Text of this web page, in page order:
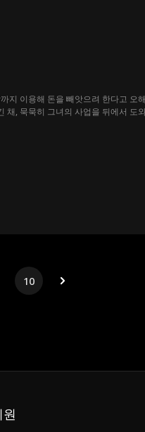
지 이용해 돈을 빼앗으려 한다고 오
, 묵묵히 그녀의 사업을 뒤에서 도
10
원